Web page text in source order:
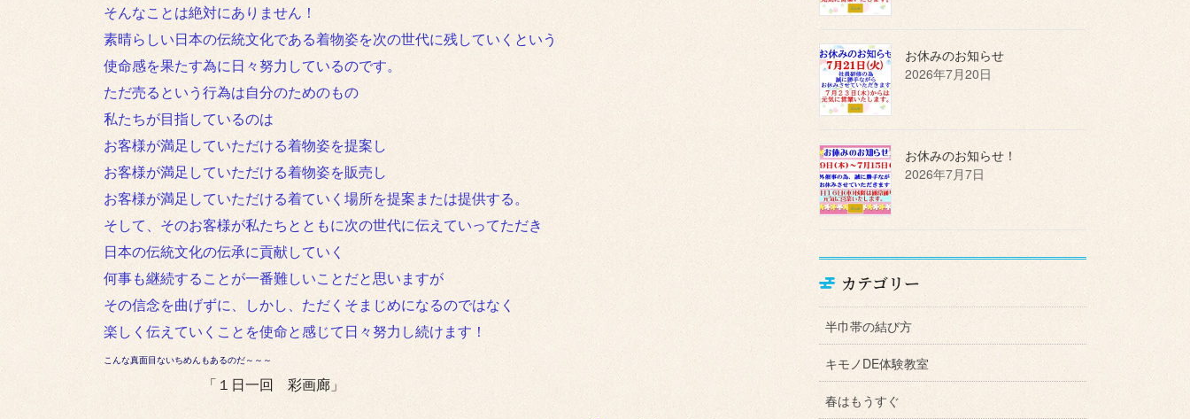
そんなことは絶対にありません！
素晴らしい日本の伝統文化である着物姿を次の世代に残していくという
使命感を果たす為に日々努力しているのです。
ただ売るという行為は自分のためのもの
私たちが目指しているのは
お客様が満足していただける着物姿を提案し
お客様が満足していただける着物姿を販売し
お客様が満足していただける着ていく場所を提案または提供する。
そして、そのお客様が私たちとともに次の世代に伝えていってただき
日本の伝統文化の伝承に貢献していく
何事も継続することが一番難しいことだと思いますが
その信念を曲げずに、しかし、ただくそまじめになるのではなく
楽しく伝えていくことを使命と感じて日々努力し続けます！
こんな真面目ないちめんもあるのだ～～～
「１日一回 彩画廊」
お休みのお知らせ
2026年7月20日
お休みのお知らせ！
2026年7月7日
カテゴリー
半巾帯の結び方
キモノDE体験教室
春はもうすぐ